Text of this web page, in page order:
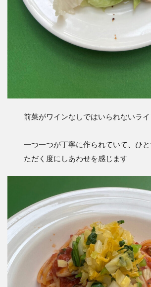
前菜がワインなしではいられないラ
一つ一つが丁寧に作られていて、ひ
ただく度にしあわせを感じます